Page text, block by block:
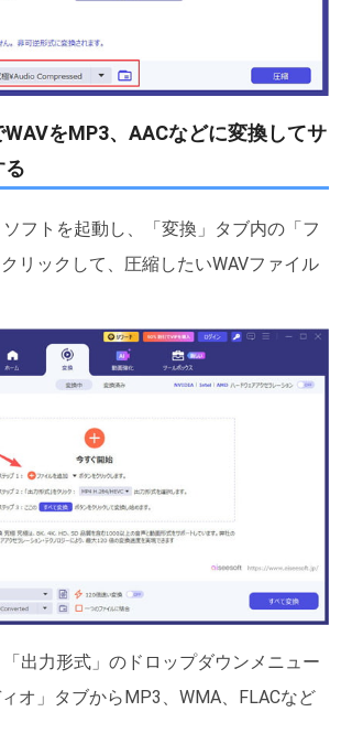
WAVをMP3、AACなどに変換してサ
る
ソフトを起動し、「変換」タブ内の「フ
リックして、圧縮したいWAVファイル
「出力形式」のドロップダウンメニュー
オ」タブからMP3、WMA、FLACなど